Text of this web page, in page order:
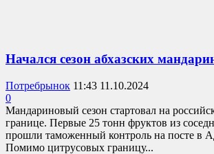
Начался сезон абхазских
Потребрынок 11:43 11.10.2024
0
Мандариновый сезон стартовал на
границе. Первые 25 тонн фруктов из
прошли таможенный контроль на посте в
Помимо цитрусовых границу...